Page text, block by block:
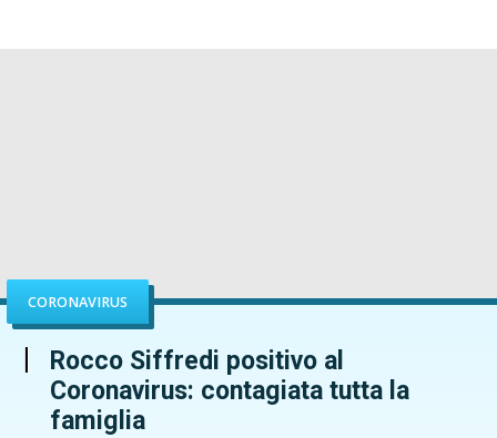
CORONAVIRUS
Rocco Siffredi positivo al
Coronavirus: contagiata tutta la
famiglia